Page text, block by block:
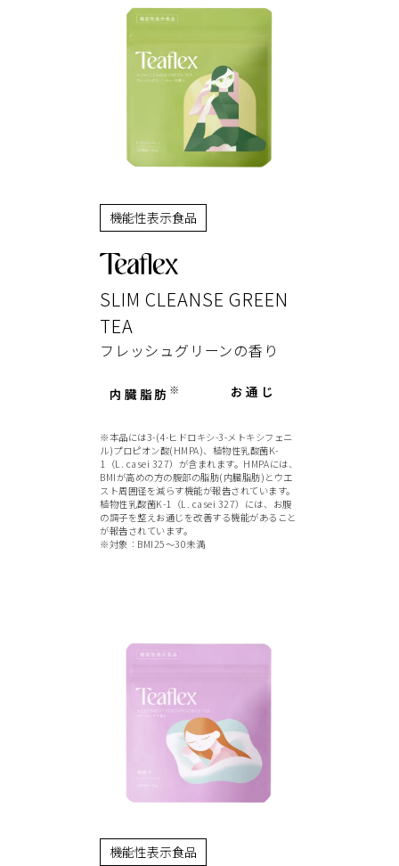
機能性表示食品
SLIM CLEANSE GREEN
TEA
フレッシュグリーンの香り
内臓脂肪 ※ お通じ
※本品には3-(4-ヒドロキシ-3-メトキシフェニ
ル)プロピオン酸(HMPA)、植物性乳酸菌K-
1（L. casei 327）が含まれます。HMPAには、
BMIが高めの方の腹部の脂肪(内臓脂肪)とウエ
スト周囲径を減らす機能が報告されています。
植物性乳酸菌K-1（L. casei 327）には、お腹
の調子を整えお通じを改善する機能があること
が報告されています。
※対象：BMI25～30未満
機能性表示食品